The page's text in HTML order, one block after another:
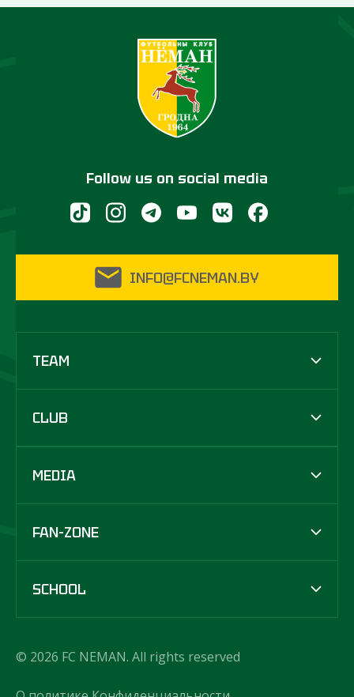
Follow us on social media
INFO@FCNEMAN.BY
TEAM
CLUB
MEDIA
FAN-ZONE
SCHOOL
© 2026 FC NEMAN. All rights reserved